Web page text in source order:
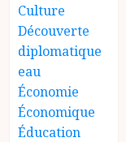
Culture
Découverte
diplomatique
eau
Économie
Économique
Éducation